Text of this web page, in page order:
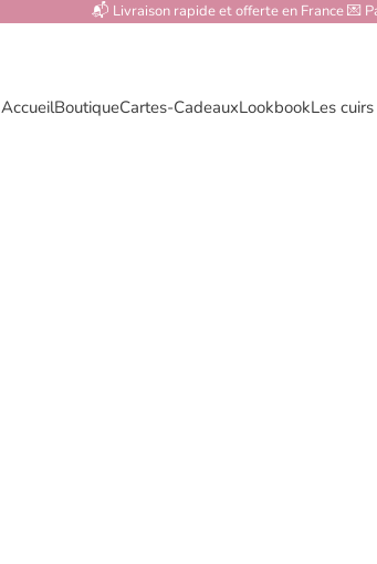
📬 Livraison rapide et offerte en France 💌
AccueilBoutiqueCartes-CadeauxLookbookLes